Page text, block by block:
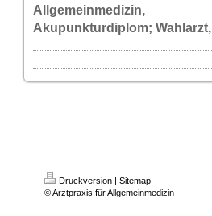
Allgemeinmedizin,
Akupunkturdiplom; Wahlarzt,
Druckversion | Sitemap
© Arztpraxis für Allgemeinmedizin